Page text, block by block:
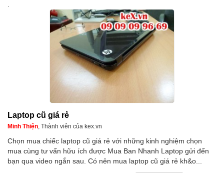
.
Laptop cũ giá rẻ
Minh Thiện, Thành viên của kex.vn
Chọn mua chiếc laptop cũ giá rẻ với những kinh nghiệm chọn
mua cùng tư vấn hữu ích được Mua Ban Nhanh Laptop gửi đến
bạn qua video ngắn sau. Có nên mua laptop cũ giá rẻ kh&o...